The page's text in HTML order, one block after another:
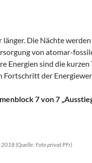
Die Nächte werden
von atomar-
Energien sind die kurzen
Fortschritt der
7 von 7
(Quelle: Foto privat PFr)